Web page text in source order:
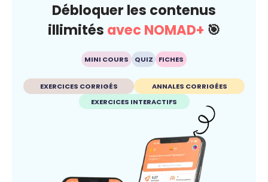
Débloquer les contenus
illimités avec NOMAD+ 🎯
MINI COURS QUIZ FICHES
EXERCICES CORRIGÉS
ANNALES CORRIGÉES
EXERCICES INTERACTIFS